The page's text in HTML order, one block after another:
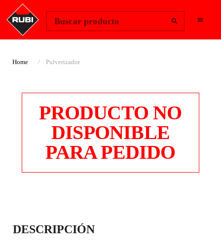
Buscar producto
Home Pulverizador
PRODUCTO NO
DISPONIBLE
PARA PEDIDO
PULVERIZADOR
DESCRIPCIÓN